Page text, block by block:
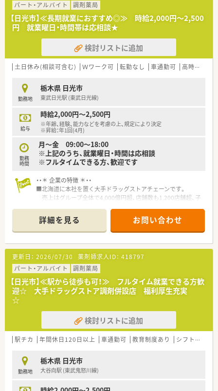
パート・アルバイト
調剤薬局
【日光市】≪長期就業におすすめ◎≫ 時給2,000円～2,500
円 就業曜日・時間帯は応相談★
検討リストに追加
土日休み(相談可含む) Ｗワーク可 転勤なし 車通勤可 高時給(2,500円以上)
勤務地
栃木県 日光市
東武日光駅 (東武日光線)
給与
時給2,000円～2,500円
※年齢、経験、能力などを考慮の上、規定により決定
※昇給：年1回(4月)
勤務
時間
月～金 09:00～18:00
※上記のうち、就業曜日・時間は応相談
※フルタイムできる方、歓迎です
・・＊ 企業の特徴 ＊・・
■北海道に本社を置く大手ドラッグストアチェーンです。
売上はグループ全体で4,000億円超、店舗数も1,200店舗超、子
企業で、福利厚生は業界内でもトップクラスの水準です。
■お客様にとって一番身近なトータルヘルスケアステーション
を目指しています。
■育児時短制度の利用者は200名以上！社員のプライベートを支
える制度が整っています。
■多彩な教育システム！
教育体制に関しては「新入社員研修」の他に基礎固めの「薬剤
師新入社員研修」等、様々な研修制度があります。
自宅学習が可能なe-ラーニング講座、本人のキャリアアップの
ための通信教育等、豊富な研修システムがあります。
詳細を見る お問い合わせ
更新日： 2026/07/30 薬剤師求人ID： 418797
パート・アルバイト
調剤薬局
【日光市】≪駅から徒歩も可！≫ フルタイム就業できる方歓
迎☆ 大手ドラッグストア調剤併設店 福利厚生充実
☆
検討リストに追加
駅チカ 年間休日120日以上 車通勤可 教育制度あり シフト制
勤務地
栃木県 日光市
大谷向駅 (東武鬼怒川線)